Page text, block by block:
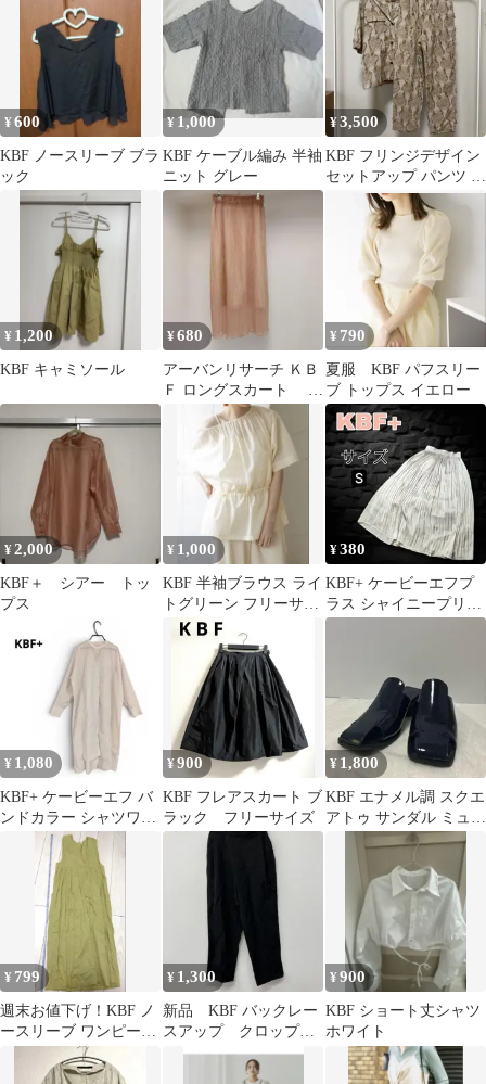
¥600
KBF ノースリーブ ブラ
ック
¥1,000
KBF ケーブル編み 半袖
ニット グレー
¥3,500
KBF フリンジデザイン
セットアップ パンツ ベ
ージュ one
¥ 1,200
KBF キャミソール
¥680
アーバンリサーチ ＫＢ
Ｆ ロングスカート ベ
ージュ フリーサイズ
¥ 790
夏服 KBF パフスリー
ブ トップス イエロー
¥2,000
KBF＋ シアー トッ
プス
¥ 1,000
KBF 半袖ブラウス ライ
トグリーン フリーサイ
¥380
KBF+ ケービーエフプ
ラス シャイニープリー
ツロングスカート S ア
¥ 1,080
KBF+ ケービーエフ バ
ンドカラー シャツワン
ピース ライトベージュ
¥900
KBF フレアスカート ブ
ラック フリーサイズ
¥ 1,800
KBF エナメル調 スクエ
アトゥ サンダル ミュー
¥ 799
週末お値下げ！KBF ノ
ースリーブ ワンピース
ライトグリーン
¥ 1,300
新品 KBF バックレー
スアップ クロップド
パンツ 黒 ◇2
¥900
KBF ショート丈シャツ
ホワイト